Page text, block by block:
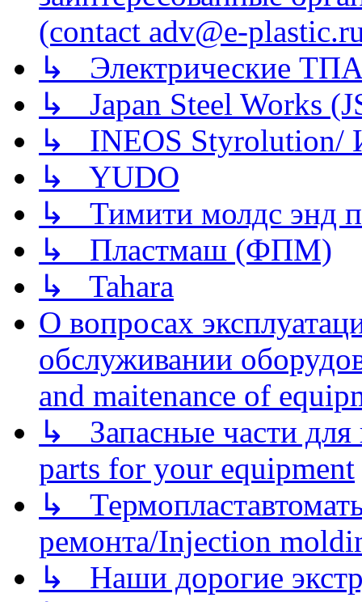
(contact adv@e-
↳ Электрические
↳ Japan Steel Works
↳ INEOS
↳ YUDO
↳ Тимити молдс энд
↳ Пластмаш (ФПМ)
↳ Tahara
О вопросах
обслуживании
and maitenance of
↳ Запасные части для
parts for your equipment
↳
ремонта/Injection
↳ Наши дорогие